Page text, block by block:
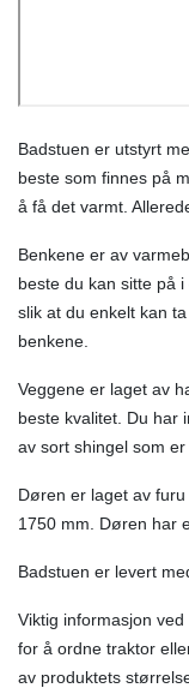
Badstuen er utstyrt
beste som finnes på
å få det varmt.
Benkene er av
beste du kan sitte på
slik at du enkelt kan
benkene.
Veggene er laget av
beste kvalitet. Du har
av sort shingel som er
Døren er laget av
1750 mm. Døren har
Badstuen er levert
Viktig informasjon
for å ordne traktor
av produktets